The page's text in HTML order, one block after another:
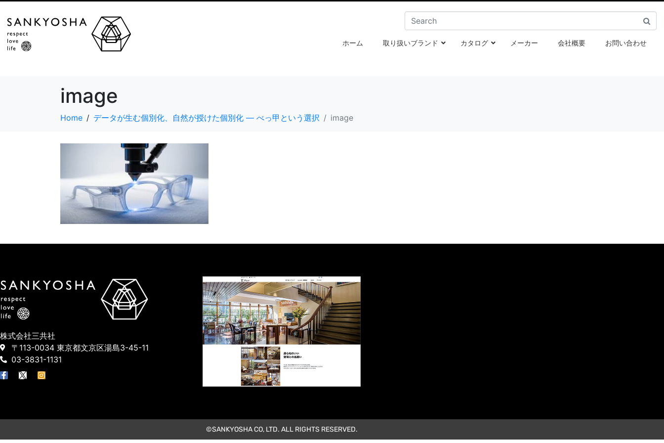
ホーム 取り扱いブランド カタログ メーカー 会社概要 お問い合わせ
image
Home データが生む個別化、自然が授けた個別化 ― べっ甲という選択 image
株式会社三共社
〒113-0034 東京都文京区湯島3-45-11
03-3831-1131
©SANKYOSHA CO, LTD. ALL RIGHTS RESERVED.